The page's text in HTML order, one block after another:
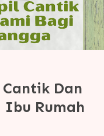
Dan
Ibu Rumah